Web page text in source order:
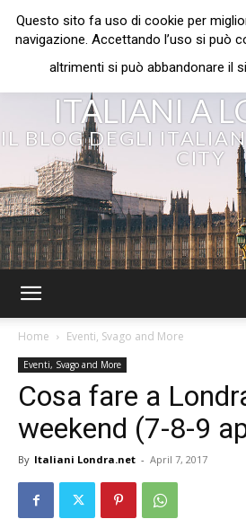
ITALIANI A
IL BLOG DEGLI
CITY
Home Eventi, Svago and More
Eventi, Svago and More
Cosa fare a
weekend (7-8-9
By Italiani Londra.net - April 7, 2017
Questo sito fa uso di cookie per
navigazione. Accettando l’uso si può
altrimenti si può abbandonare il